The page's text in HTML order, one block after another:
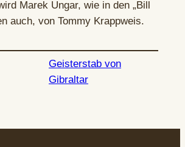
Marek Ungar, wie in den „Bill
auch, von Tommy Krappweis.
Geisterstab von
Gibraltar